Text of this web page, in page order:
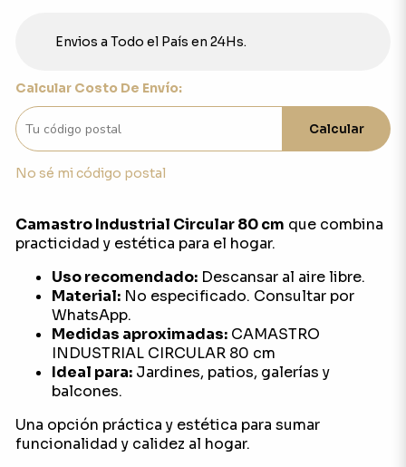
Envios a Todo el País en 24Hs.
Calcular Costo De Envío:
Calcular
No sé mi código postal
Camastro Industrial Circular 80 cm que combina
practicidad y estética para el hogar.
Uso recomendado:Descansar al aire libre.
Material:No especificado. Consultar por
WhatsApp.
Medidas aproximadas:CAMASTRO
INDUSTRIAL CIRCULAR 80 cm
Ideal para:Jardines, patios, galerías y
balcones.
Una opción práctica y estética para sumar
funcionalidad y calidez al hogar.